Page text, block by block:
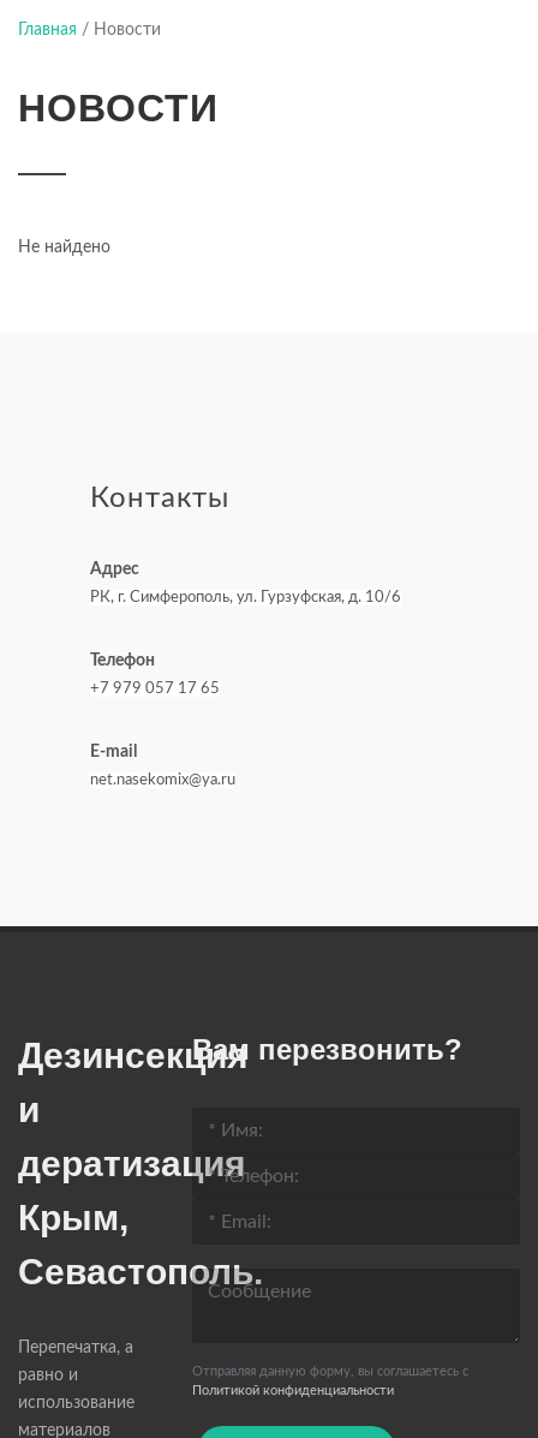
Главная / Новости
НОВОСТИ
Не найдено
Контакты
Адрес
РК, г. Симферополь, ул. Гурзуфская, д. 10/6
Телефон
+7 979 057 17 65
E-mail
net.nasekomix@ya.ru
Дезинсекция
и
дератизация
Крым,
Севастополь.
Перепечатка, а
равно и
использование
материалов
Вам перезвонить?
Отправляя данную форму, вы соглашаетесь c
Политикой конфиденциальности